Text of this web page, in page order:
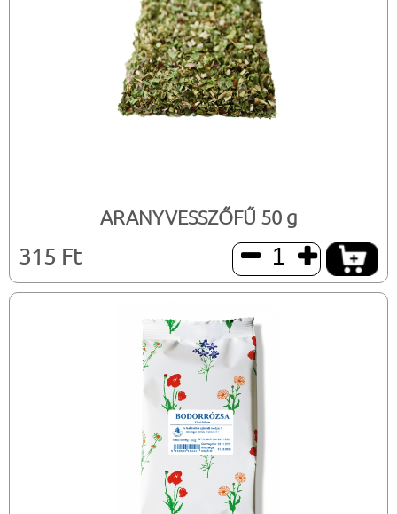
ARANYVESSZŐFŰ 50 g
315 Ft  